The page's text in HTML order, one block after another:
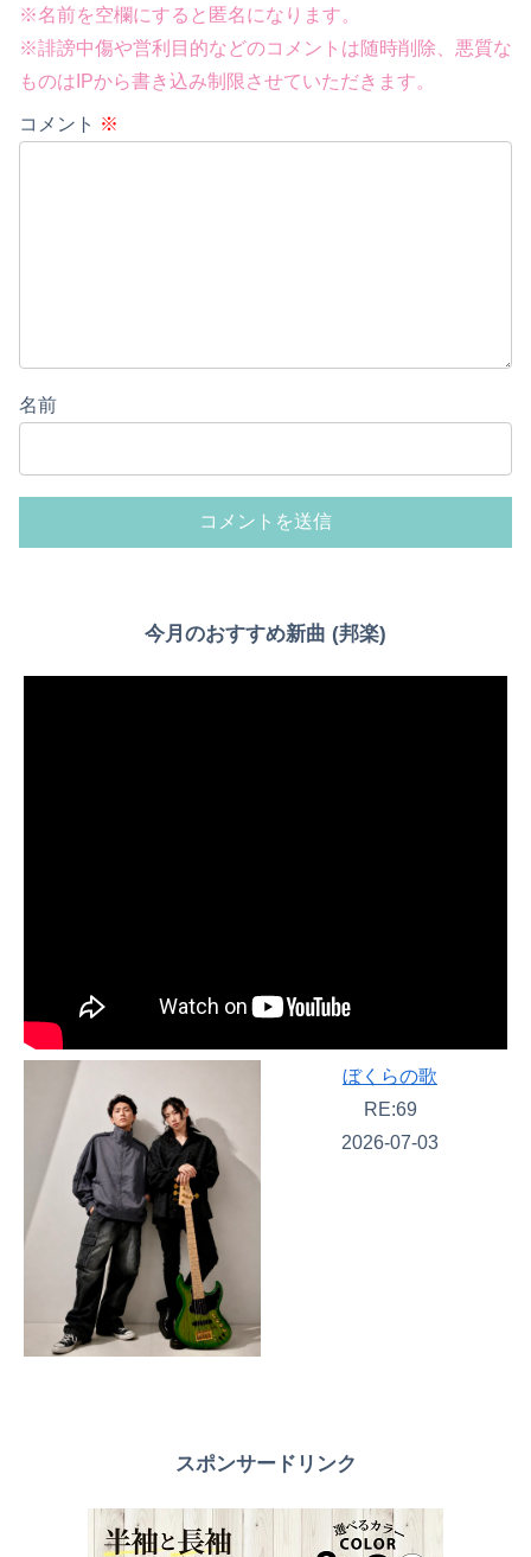
Powered by livedoor 相互RSS
※名前を空欄にすると匿名になります。
※誹謗中傷や営利目的などのコメントは随時削除、悪質な
ものはIPから書き込み制限させていただきます。
コメント ※
名前
今月のおすすめ新曲 (邦楽)
ぼくらの歌
RE:69
2026-07-03
スポンサードリンク